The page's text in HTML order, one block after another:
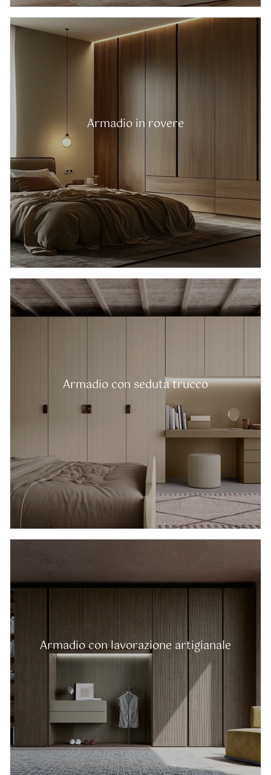
Armadio in rovere
Armadio con seduta trucco
Armadio con lavorazione artigianale